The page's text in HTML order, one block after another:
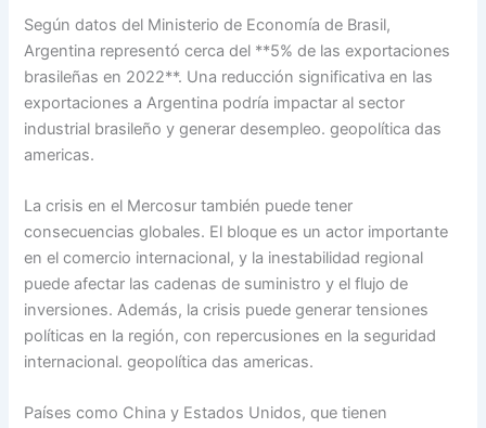
Según datos del Ministerio de Economía de Brasil,
Argentina representó cerca del **5% de las exportaciones
brasileñas en 2022**. Una reducción significativa en las
exportaciones a Argentina podría impactar al sector
industrial brasileño y generar desempleo. geopolítica das
americas.
La crisis en el Mercosur también puede tener
consecuencias globales. El bloque es un actor importante
en el comercio internacional, y la inestabilidad regional
puede afectar las cadenas de suministro y el flujo de
inversiones. Además, la crisis puede generar tensiones
políticas en la región, con repercusiones en la seguridad
internacional. geopolítica das americas.
Países como China y Estados Unidos, que tienen